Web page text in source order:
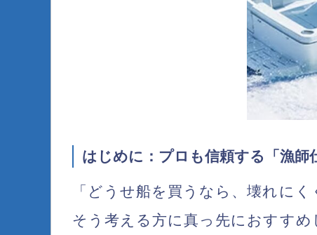
はじめに：プロも信頼する「漁
「どうせ船を買うなら、壊れにく
そう考える方に真っ先におすす